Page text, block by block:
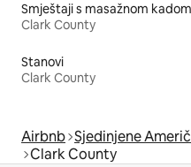
Smještaji s masažnom kadom
Clark County
Stanovi
Clark County
Airbnb Sjedinjene
Clark County